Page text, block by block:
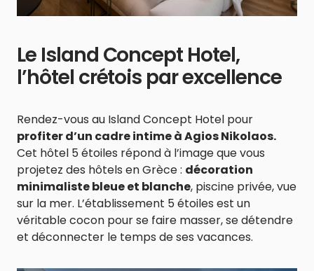
Le Island Concept Hotel,
l’hôtel crétois par excellence
Rendez-vous au Island Concept Hotel pour
profiter d’un cadre intime à Agios Nikolaos.
Cet hôtel 5 étoiles répond à l’image que vous
projetez des hôtels en Grèce : décoration
minimaliste bleue et blanche, piscine privée, vue
sur la mer. L’établissement 5 étoiles est un
véritable cocon pour se faire masser, se détendre
et déconnecter le temps de ses vacances.